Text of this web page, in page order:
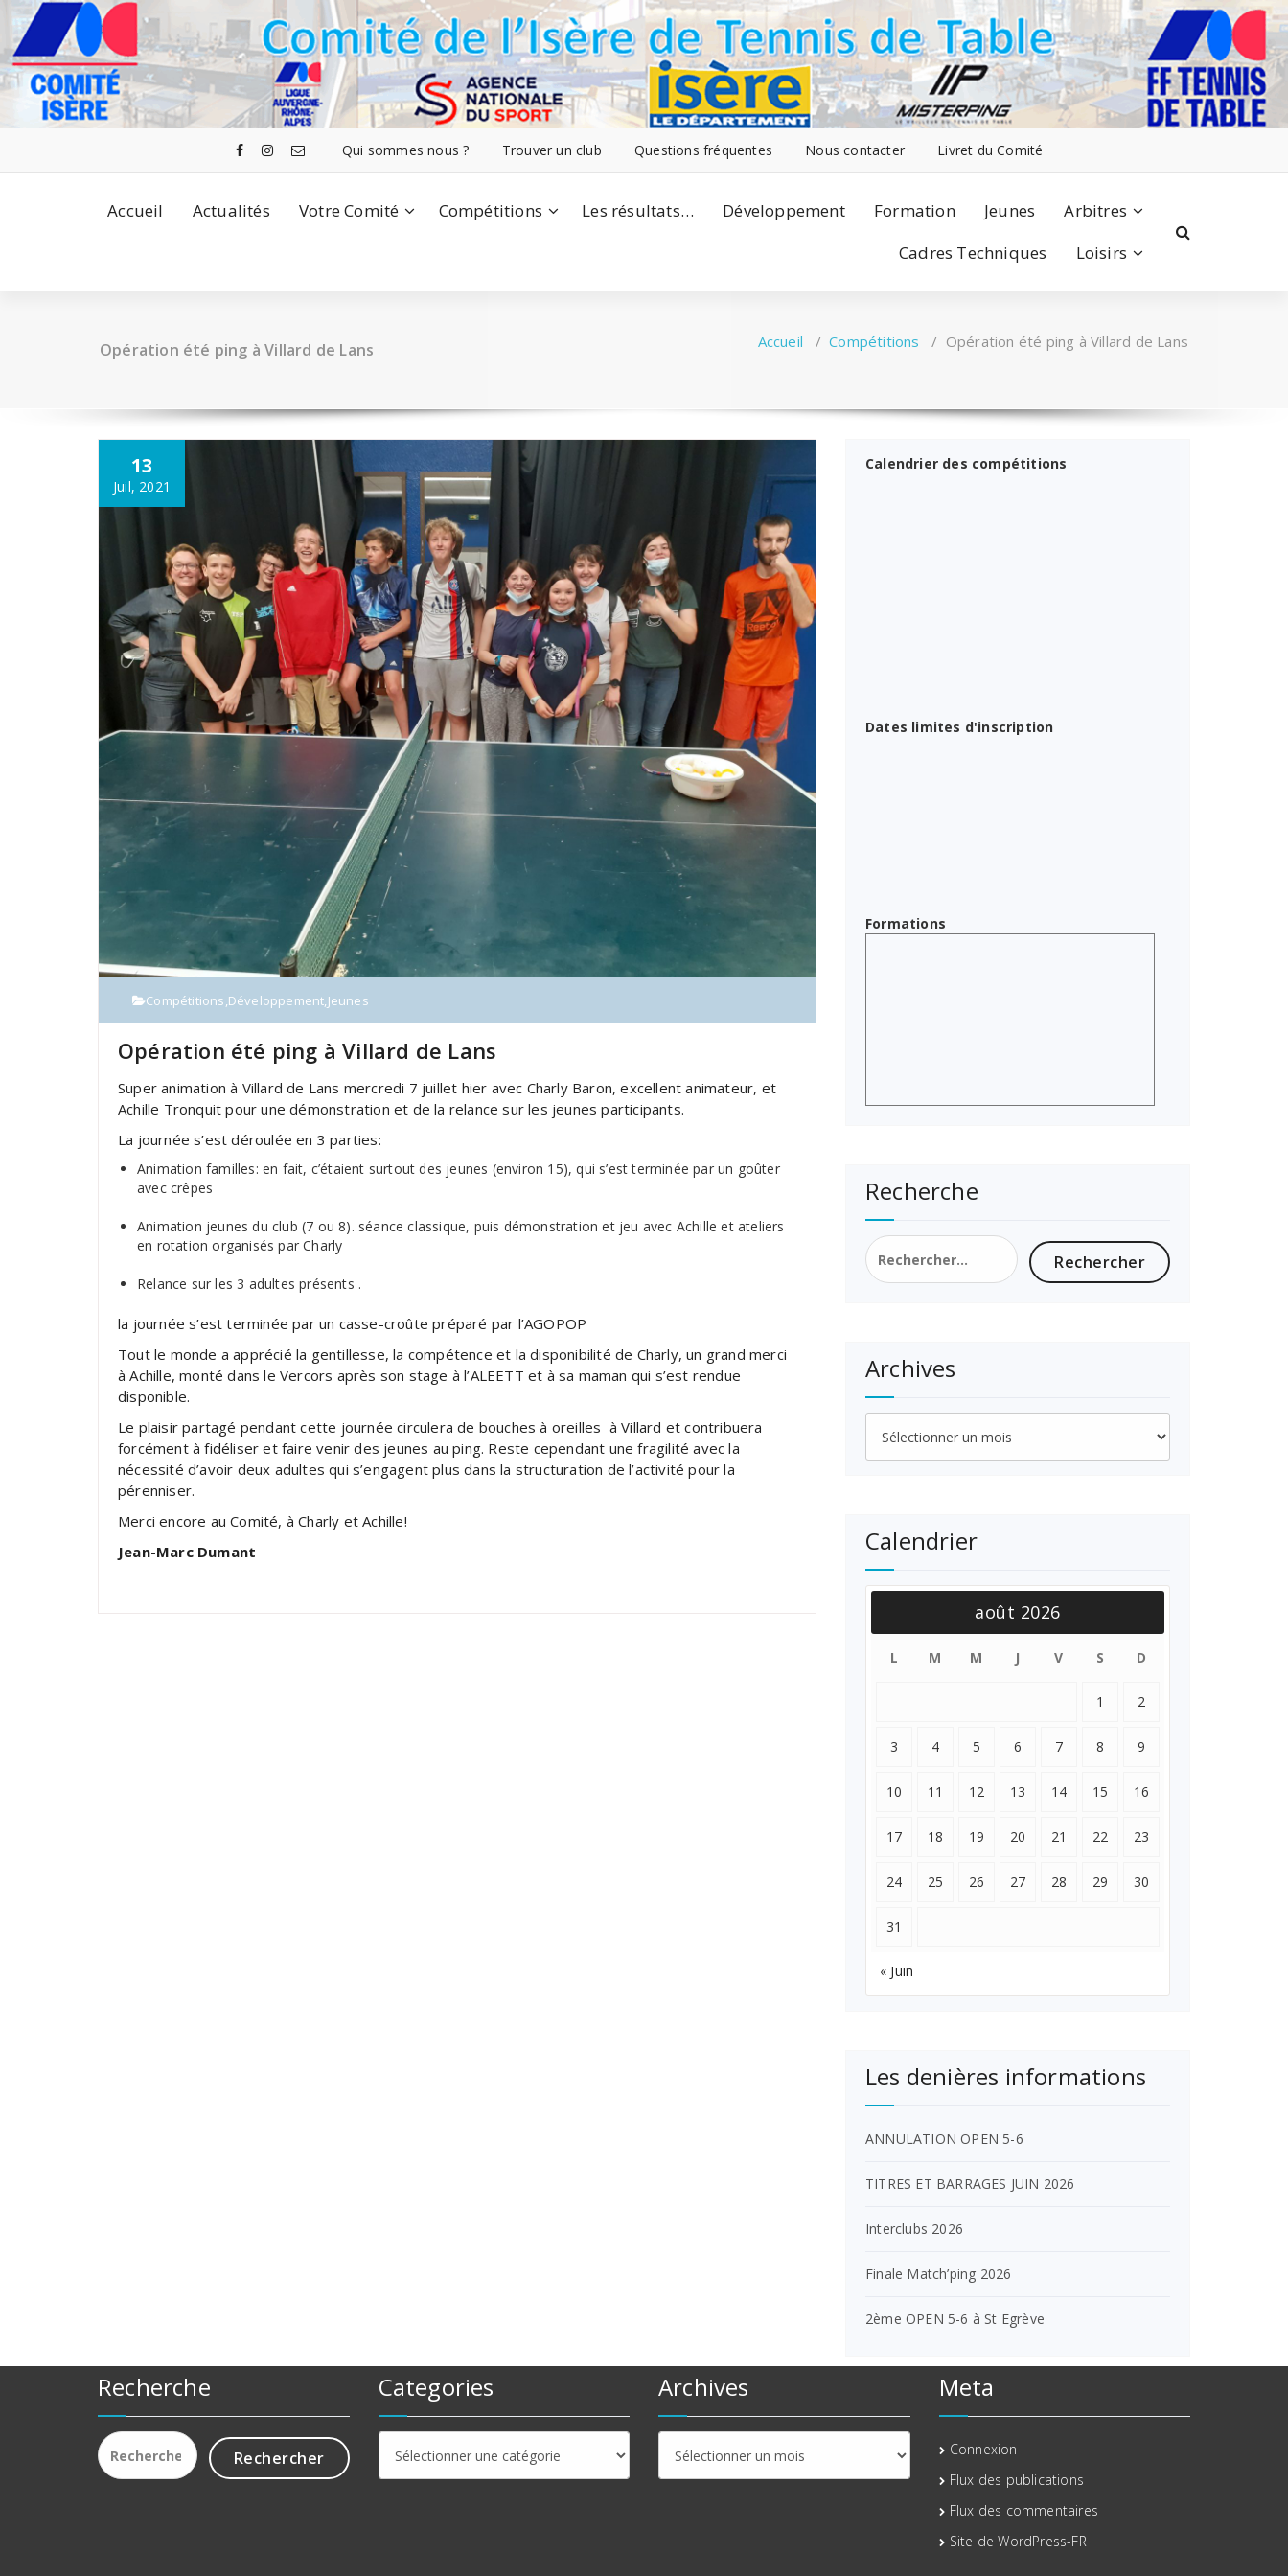
au
contenu
Qui sommes nous ? Trouver un club Questions fréquentes Nous contacter Livret du Comité
Accueil Actualités Votre Comité Compétitions Les résultats… Développement Formation Jeunes
Arbitres
Cadres Techniques
Loisirs
Opération été ping à Villard de Lans Accueil /Compétitions / Opération été ping à Villard de Lans
13
Juil, 2021
Compétitions,Développement,Jeunes
Opération été ping à Villard de Lans
Super animation à Villard de Lans mercredi 7 juillet hier avec Charly Baron, excellent animateur, et
Achille Tronquit pour une démonstration et de la relance sur les jeunes participants.
La journée s’est déroulée en 3 parties:
Animation familles: en fait, c’étaient surtout des jeunes (environ 15), qui s’est terminée par un goûter
avec crêpes
Animation jeunes du club (7 ou 8). séance classique, puis démonstration et jeu avec Achille et ateliers
en rotation organisés par Charly
Relance sur les 3 adultes présents .
la journée s’est terminée par un casse-croûte préparé par l’AGOPOP
Tout le monde a apprécié la gentillesse, la compétence et la disponibilité de Charly, un grand merci
à Achille, monté dans le Vercors après son stage à l’ALEETT et à sa maman qui s’est rendue
disponible.
Le plaisir partagé pendant cette journée circulera de bouches à oreilles à Villard et contribuera
forcément à fidéliser et faire venir des jeunes au ping. Reste cependant une fragilité avec la
nécessité d’avoir deux adultes qui s’engagent plus dans la structuration de l’activité pour la
pérenniser.
Merci encore au Comité, à Charly et Achille!
Jean-Marc Dumant
Calendrier des compétitions
Dates limites d'inscription
Formations
Recherche
Rechercher :
Archives
Calendrier
août 2026
L M M J V S D
1 2
3 4 5 6 7 8 9
10 11 12 13 14 15 16
17 18 19 20 21 22 23
24 25 26 27 28 29 30
31
« Juin
Les denières informations
ANNULATION OPEN 5-6
TITRES ET BARRAGES JUIN 2026
Interclubs 2026
Finale Match’ping 2026
2ème OPEN 5-6 à St Egrève
Recherche
Rechercher :
Categories
Categories
Archives
Archives
Meta
Connexion
Flux des publications
Flux des commentaires
Site de WordPress-FR